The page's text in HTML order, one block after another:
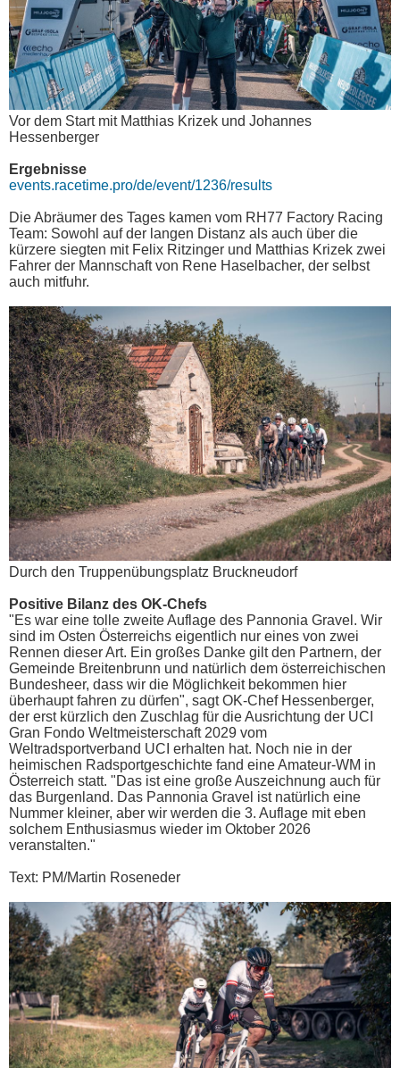
Vor dem Start mit Matthias Krizek und Johannes
Hessenberger
Ergebnisse
events.racetime.pro/de/event/1236/results
Die Abräumer des Tages kamen vom RH77 Factory Racing
Team: Sowohl auf der langen Distanz als auch über die
kürzere siegten mit Felix Ritzinger und Matthias Krizek zwei
Fahrer der Mannschaft von Rene Haselbacher, der selbst
auch mitfuhr.
Durch den Truppenübungsplatz Bruckneudorf
Positive Bilanz des OK-Chefs
"Es war eine tolle zweite Auflage des Pannonia Gravel. Wir
sind im Osten Österreichs eigentlich nur eines von zwei
Rennen dieser Art. Ein großes Danke gilt den Partnern, der
Gemeinde Breitenbrunn und natürlich dem österreichischen
Bundesheer, dass wir die Möglichkeit bekommen hier
überhaupt fahren zu dürfen", sagt OK-Chef Hessenberger,
der erst kürzlich den Zuschlag für die Ausrichtung der UCI
Gran Fondo Weltmeisterschaft 2029 vom
Weltradsportverband UCI erhalten hat. Noch nie in der
heimischen Radsportgeschichte fand eine Amateur-WM in
Österreich statt. "Das ist eine große Auszeichnung auch für
das Burgenland. Das Pannonia Gravel ist natürlich eine
Nummer kleiner, aber wir werden die 3. Auflage mit eben
solchem Enthusiasmus wieder im Oktober 2026
veranstalten."
Text: PM/Martin Roseneder